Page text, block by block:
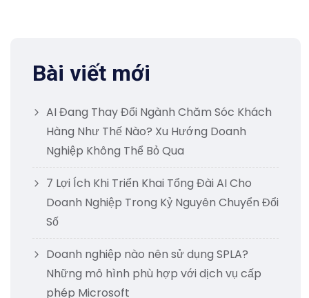
Bài viết mới
AI Đang Thay Đổi Ngành Chăm Sóc Khách
Hàng Như Thế Nào? Xu Hướng Doanh
Nghiệp Không Thể Bỏ Qua
7 Lợi Ích Khi Triển Khai Tổng Đài AI Cho
Doanh Nghiệp Trong Kỷ Nguyên Chuyển Đổi
Số
Doanh nghiệp nào nên sử dụng SPLA?
Những mô hình phù hợp với dịch vụ cấp
phép Microsoft